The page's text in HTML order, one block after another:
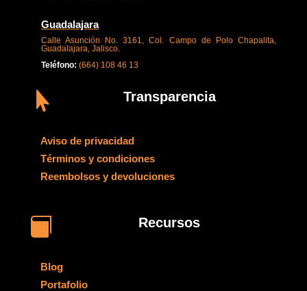
Guadalajara
Calle Asunción No. 3161, Col. Campo de Polo Chapalita,
Guadalajara, Jalisco.
Teléfono: (664) 108 46 13
 Transparencia
Aviso de privacidad
Términos y condiciones
Reembolsos y devoluciones
 Recursos
Blog
Portafolio